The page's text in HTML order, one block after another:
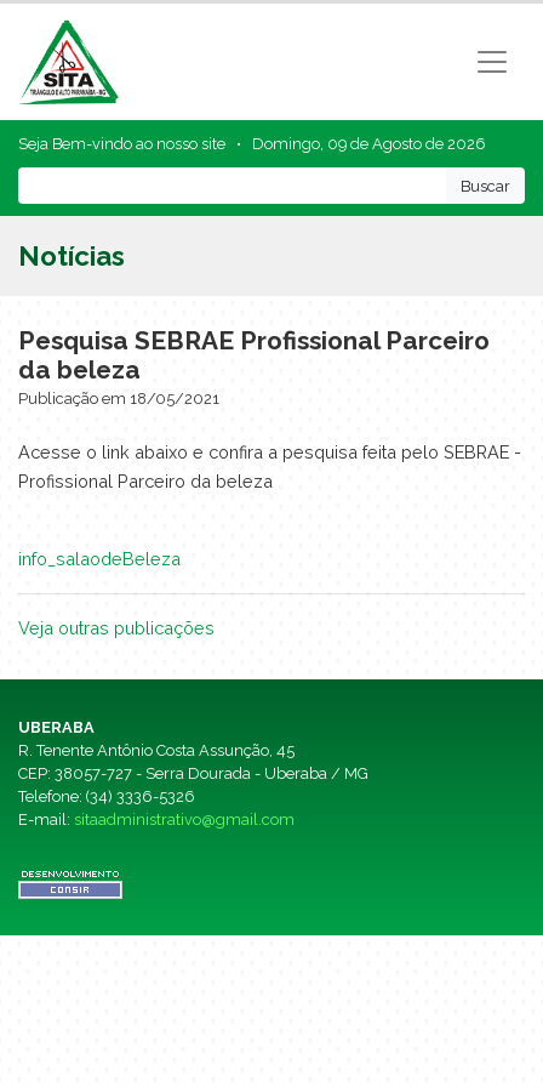
Seja Bem-vindo ao nosso site • Domingo, 09 de Agosto de 2026
Notícias
Pesquisa SEBRAE Profissional Parceiro
da beleza
Publicação em 18/05/2021
Acesse o link abaixo e confira a pesquisa feita pelo SEBRAE -
Profissional Parceiro da beleza
info_salaodeBeleza
Veja outras publicações
UBERABA
R. Tenente Antônio Costa Assunção, 45
CEP: 38057-727 - Serra Dourada - Uberaba / MG
Telefone: (34) 3336-5326
E-mail: sitaadministrativo@gmail.com